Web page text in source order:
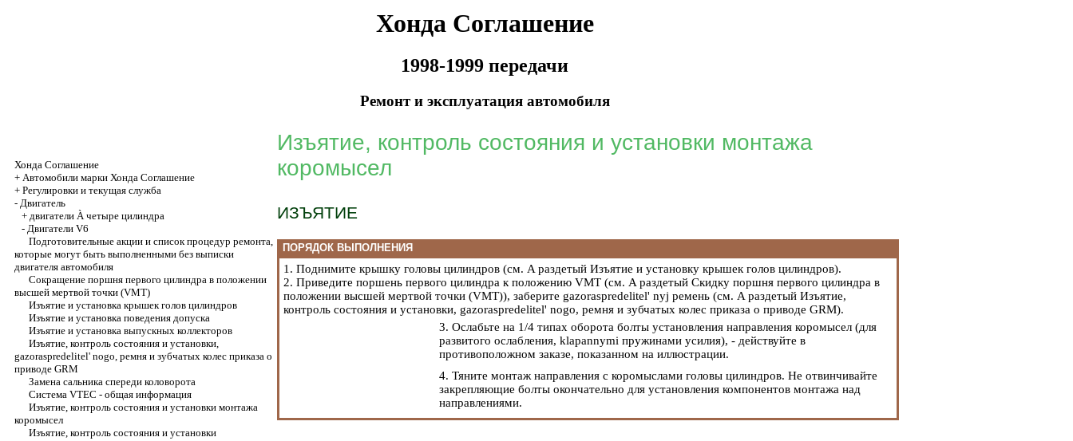
Хонда Соглашение
1998-1999 передачи
Ремонт и эксплуатация автомобиля
Хонда Соглашение
+ Автомобили марки Хонда Соглашение
+ Регулировки и текущая служба
- Двигатель
+ двигатели À четыре цилиндра
- Двигатели V6
Подготовительные акции и список процедур ремонта,
которые могут быть выполненными без выписки
двигателя автомобиля
Сокращение поршня первого цилиндра в положении
высшей мертвой точки (VMT)
Изъятие и установка крышек голов цилиндров
Изъятие и установка поведения допуска
Изъятие и установка выпускных коллекторов
Изъятие, контроль состояния и установки,
gazoraspredelitel' nogo, ремня и зубчатых колес приказа о
приводе GRM
Замена сальника спереди коловорота
Система VTEC - общая информация
Изъятие, контроль состояния и установки монтажа
коромысел
Изъятие, контроль состояния и установки
Изъятие, контроль состояния и установки монтажа
коромысел
ИЗЪЯТИЕ
ПОРЯДОК ВЫПОЛНЕНИЯ
1. Поднимите крышку головы цилиндров (см. A раздетый Изъятие и установку крышек голов цилиндров).
2. Приведите поршень первого цилиндра к положению VMT (см. A раздетый Скидку поршня первого цилиндра в
положении высшей мертвой точки (VMT)), заберите gazoraspredelitel' nyj ремень (см. A раздетый Изъятие,
контроль состояния и установки, gazoraspredelitel' nogo, ремня и зубчатых колес приказа о приводе GRM).
3. Ослабьте на 1/4 типах оборота болты установления направления коромысел (для
развитого ослабления, klapannymi пружинами усилия), - действуйте в
противоположном заказе, показанном на иллюстрации.
4. Тяните монтаж направления с коромыслами головы цилиндров. Не отвинчивайте
закрепляющие болты окончательно для установления компонентов монтажа над
направлениями.